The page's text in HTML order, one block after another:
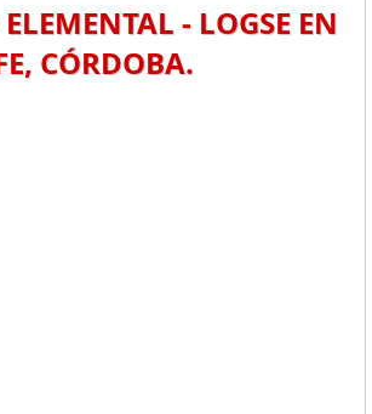
- LOGSE EN
CÓRDOBA.